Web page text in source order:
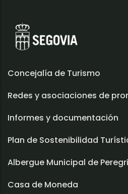
Concejalía de Turismo
Redes y asociaciones de
Informes y documentación
Plan de Sostenibilidad
Albergue Municipal de
Casa de Moneda